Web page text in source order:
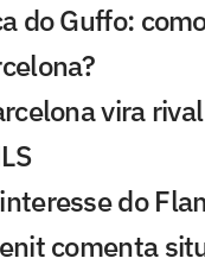
do Guffo:
vira
do
comenta